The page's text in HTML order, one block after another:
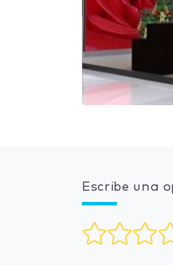
Escribe una